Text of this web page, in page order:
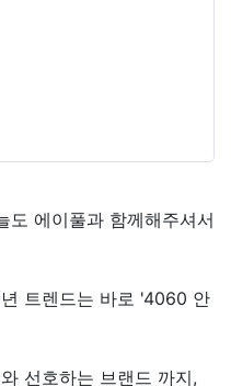
도 에이풀과 함께해주셔서
트렌드는 바로 '4060 안
선호하는 브랜드 까지,